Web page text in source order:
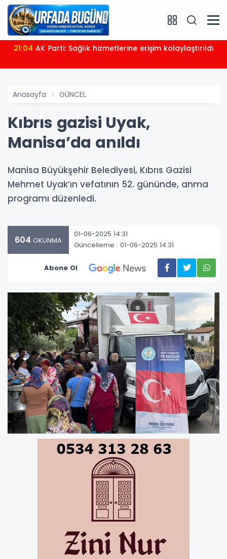
21:04 AK Parti: Sağlık hizmetlerine erişim kolaylaştırıldı
Anasayfa GÜNCEL
Kıbrıs gazisi Uyak,
Manisa’da anıldı
Manisa Büyükşehir Belediyesi, Kıbrıs Gazisi
Mehmet Uyak’ın vefatının 52. gününde, anma
programı düzenledi.
604 OKUNMA
01-06-2025 14:31
Güncelleme : 01-06-2025 14:31
Abone Ol